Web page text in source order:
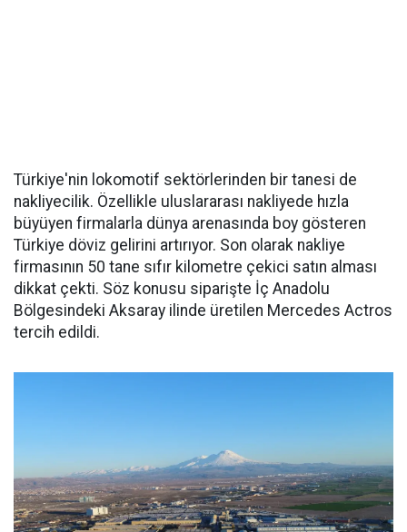
Türkiye'nin lokomotif sektörlerinden bir tanesi de
nakliyecilik. Özellikle uluslararası nakliyede hızla
büyüyen firmalarla dünya arenasında boy gösteren
Türkiye döviz gelirini artırıyor. Son olarak nakliye
firmasının 50 tane sıfır kilometre çekici satın alması
dikkat çekti. Söz konusu siparişte İç Anadolu
Bölgesindeki Aksaray ilinde üretilen Mercedes Actros
tercih edildi.